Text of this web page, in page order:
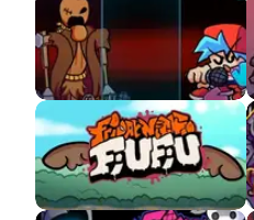
FNF Taki VS Zardy
Sings Crucify
Defeat But Everyone
Sings It APK